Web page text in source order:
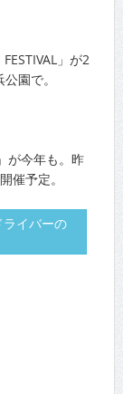
」が2
園で。
が今年も。昨
催予定。
ライバーの